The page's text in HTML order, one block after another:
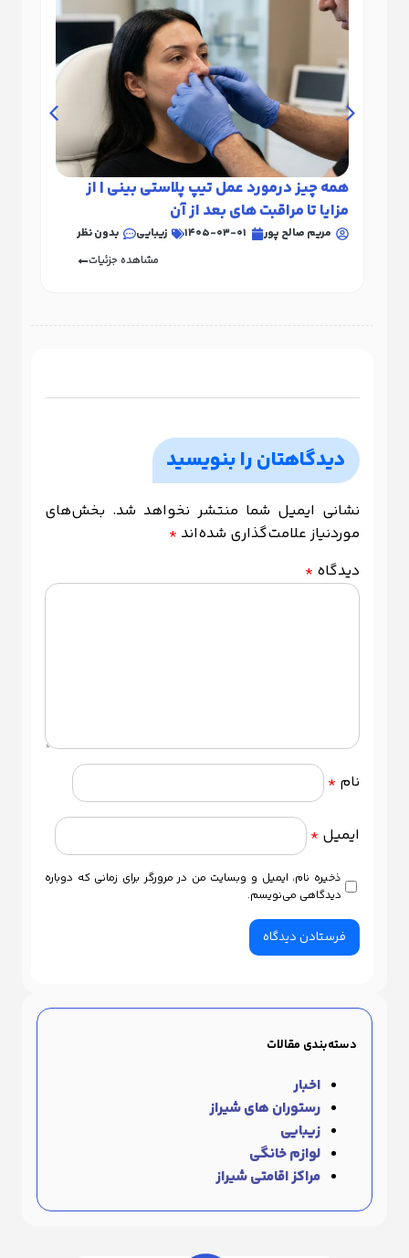
دسته‌بندی مقالات
اخبار
رستوران های شیراز
زیبایی
لوازم خانگی
مراکز اقامتی شیراز
همه چیز درمورد عمل تیپ پلاستی بینی | از
مزایا تا مراقبت های بعد از آن
مریم صالح پور 1405-03-01 زیبایی
بدون نظر
مشاهده جزئیات
دیدگاهتان را بنویسید
نشانی ایمیل شما منتشر نخواهد شد. بخش‌های
موردنیاز علامت‌گذاری شده‌اند*
دیدگاه*
نام*
ایمیل*
ذخیره نام، ایمیل و وبسایت من در مرورگر برای زمانی که دوباره
دیدگاهی می‌نویسم.